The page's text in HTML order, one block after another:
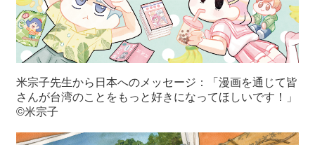
米宗子先生から日本へのメッセージ：「漫画を通じて皆
さんが台湾のことをもっと好きになってほしいです！」
©米宗子